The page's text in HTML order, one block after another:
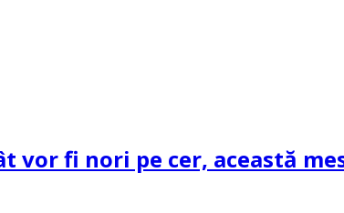
vor fi nori pe cer, această